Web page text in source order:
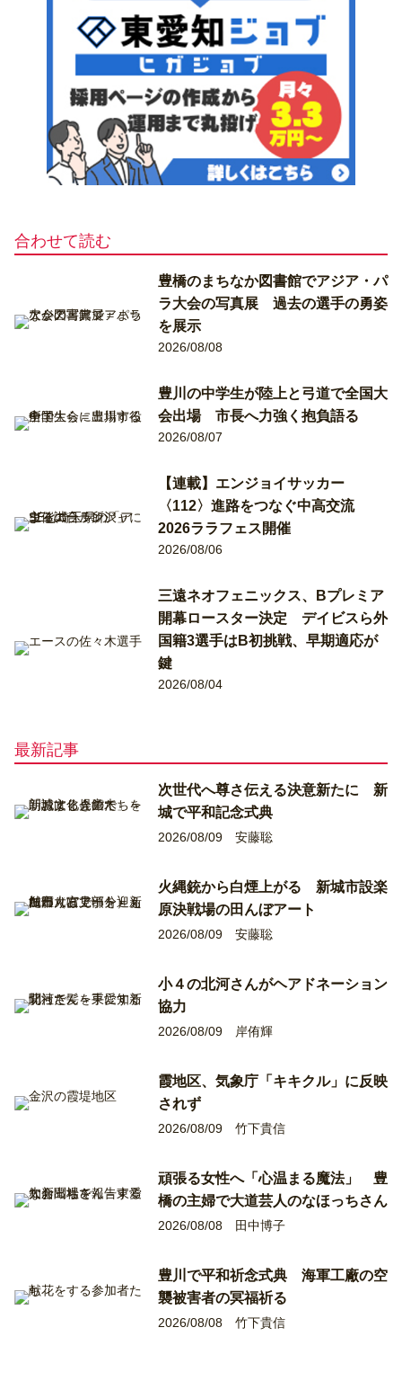
合わせて読む
豊橋のまちなか図書館でアジア・パ
ラ大会の写真展 過去の選手の勇姿
を展示
2026/08/08
豊川の中学生が陸上と弓道で全国大
会出場 市長へ力強く抱負語る
2026/08/07
【連載】エンジョイサッカー
〈112〉進路をつなぐ中高交流
2026ララフェス開催
2026/08/06
三遠ネオフェニックス、Bプレミア
開幕ロースター決定 デイビスら外
国籍3選手はB初挑戦、早期適応が
鍵
2026/08/04
最新記事
次世代へ尊さ伝える決意新たに 新
城で平和記念式典
2026/08/09 安藤聡
火縄銃から白煙上がる 新城市設楽
原決戦場の田んぼアート
2026/08/09 安藤聡
小４の北河さんがヘアドネーション
協力
2026/08/09 岸侑輝
霞地区、気象庁「キキクル」に反映
されず
2026/08/09 竹下貴信
頑張る女性へ「心温まる魔法」 豊
橋の主婦で大道芸人のなほっちさん
2026/08/08 田中博子
豊川で平和祈念式典 海軍工廠の空
襲被害者の冥福祈る
2026/08/08 竹下貴信